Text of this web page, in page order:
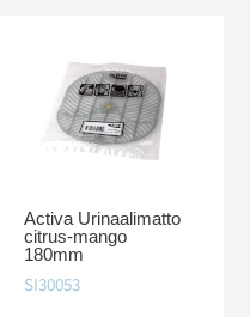
Activa Urinaalimatto
citrus-mango
180mm
SI30053